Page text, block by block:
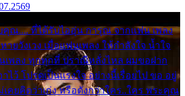
ณ.... ที่ได้รับไออุ่น การุณ จากแฟน เพลง
ยวังเวง เมื่อแฟนเพลง ให้กำลังใจ น้ำใจ
เพลง ทุกทุกที่ ปราณีหลั่งไหล ผมขอฝาก
ไว้ โปรดเป็นแรงใจ อย่างนี้เรื่อยไป ขอ อยู่
เคยคิดว่าเก่ง หรือดังกว่าใคร..ใคร พระคุณ